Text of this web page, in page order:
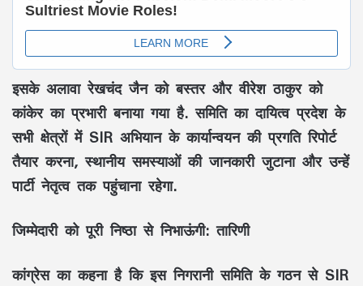
इसके अलावा रेखचंद जैन को बस्तर और वीरेश ठाकुर को
कांकेर का प्रभारी बनाया गया है. समिति का दायित्व प्रदेश के
सभी क्षेत्रों में SIR अभियान के कार्यान्वयन की प्रगति रिपोर्ट
तैयार करना, स्थानीय समस्याओं की जानकारी जुटाना और उन्हें
पार्टी नेतृत्व तक पहुंचाना रहेगा.
जिम्मेदारी को पूरी निष्ठा से निभाऊंगी: तारिणी
कांग्रेस का कहना है कि इस निगरानी समिति के गठन से SIR